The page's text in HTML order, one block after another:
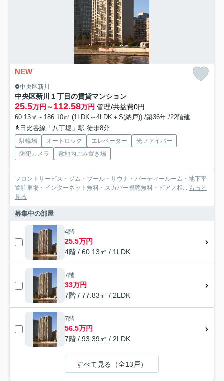
NEW
中央区新川
中央区新川１丁目の賃貸マンション
25.5万円～112.58万円 管理/共益費0円
60.13㎡～186.10㎡ (1LDK～4LDK＋S(納戸)) /築36年 /22階建
日比谷線「八丁堀」駅 徒歩8分
駐輪場 オートロック エレベーター
光ファイバー
防犯カメラ
敷地内ごみ置き場
フロントサービス・ジム・プール・サウナ・パーティールーム・地下平
置駐車場・インターネット無料・スカパー視聴無料・ピアノ相... もっと
見る
募集中の部屋
4階
25.5万円
4階 / 60.13㎡ / 1LDK
7階
33万円
7階 / 77.83㎡ / 2LDK
7階
56.5万円
7階 / 93.39㎡ / 2LDK
すべて見る（全13戸）